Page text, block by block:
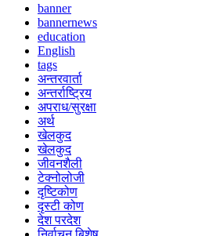
banner
bannernews
education
English
tags
अन्तरवार्ता
अन्तर्राष्ट्रिय
अपराध/सुरक्षा
अर्थ
खेलकुद
खेलकुद
जीवनशैली
टेक्नोलोजी
दृष्टिकोण
दृस्टी कोण
देश परदेश